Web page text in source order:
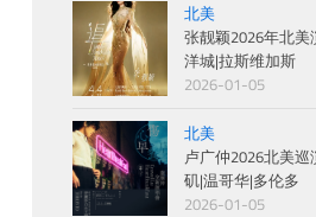
北美
张靓颖2026年北美
洋城|拉斯维加斯
2026-01-05
北美
卢广仲2026北美巡
矶|温哥华|多伦多
2026-01-05